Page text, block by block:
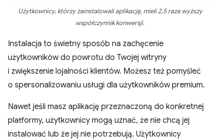
Użytkownicy, którzy zainstalowali aplikację, mieli 2,5 raza wyższy
współczynnik konwersji.
Instalacja to świetny sposób na zachęcenie
użytkowników do powrotu do Twojej witryny
i zwiększenie lojalności klientów. Możesz też pomyśleć
o spersonalizowaniu usługi dla użytkowników premium.
Nawet jeśli masz aplikację przeznaczoną do konkretnej
platformy, użytkownicy mogą uznać, że nie chcą jej
instalować lub że jej nie potrzebują. Użytkownicy